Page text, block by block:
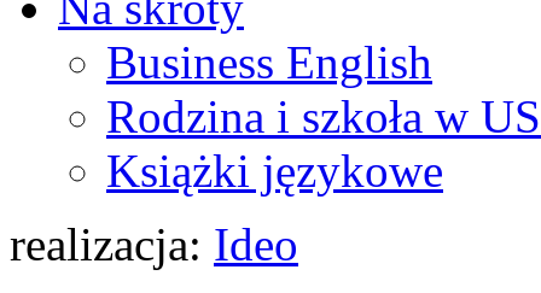
Business English
Rodzina i szkoła w
Książki językowe
realizacja: Ideo